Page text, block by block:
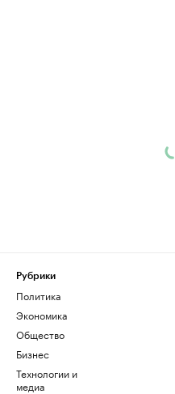
Рубрики
Политика
Экономика
Общество
Бизнес
Технологии и
медиа